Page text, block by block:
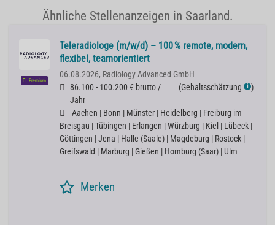
Ähnliche Stellenanzeigen in Saarland.
Premium
Teleradiologe (m/w/d) – 100 % remote, modern,
flexibel, teamorientiert
06.08.2026, Radiology Advanced GmbH
86.100 - 100.200 € brutto /
Jahr
(Gehaltsschätzung ℹ )
Aachen | Bonn | Münster | Heidelberg | Freiburg im
Breisgau | Tübingen | Erlangen | Würzburg | Kiel | Lübeck |
Göttingen | Jena | Halle (Saale) | Magdeburg | Rostock |
Greifswald | Marburg | Gießen | Homburg (Saar) | Ulm
Merken